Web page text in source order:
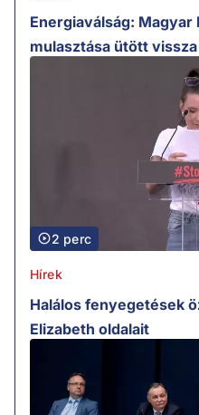
Energiaválság:
mulasztása ütött vissza
2 perc
Hírek
Halálos fenyegetések
Elizabeth oldalait